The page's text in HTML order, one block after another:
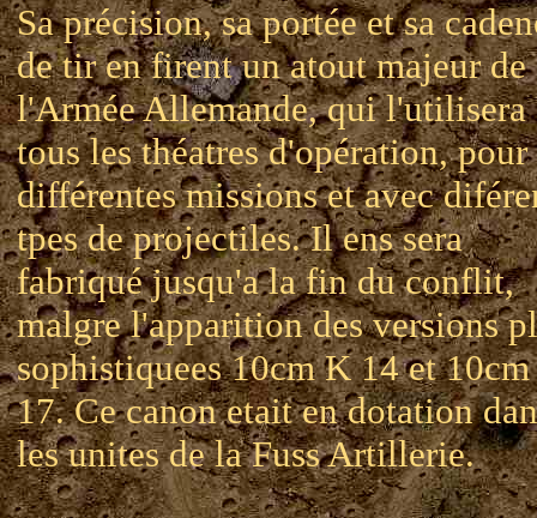
Sa précision, sa portée et sa
de tir en firent un atout majeur de
l'Armée Allemande, qui l'utilisera
tous les théatres d'opération, pour
différentes missions et avec
tpes de projectiles. Il ens sera
fabriqué jusqu'a la fin du conflit,
malgre l'apparition des versions
sophistiquees 10cm K 14 et
17. Ce canon etait en dotation
les unites de la Fuss Artillerie.